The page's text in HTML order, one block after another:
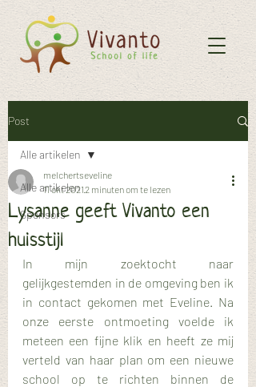
Post
Alle artikelen
Sponsors
Alle artikelen
Lysanne geeft Vivanto een
huisstijl
melchertseveline
11 okt 20212 minuten om te lezen
In mijn zoektocht naar
gelijkgestemden in de omgeving ben ik
in contact gekomen met Eveline. Na
onze eerste ontmoeting voelde ik
meteen een fijne klik en heeft ze mij
verteld van haar plan om een nieuwe
school op te richten binnen de